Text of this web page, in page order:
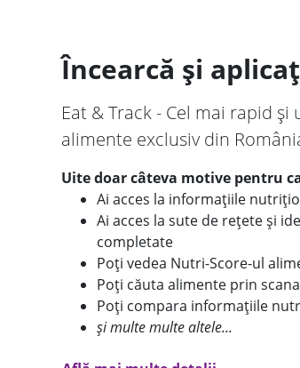
Încearcă și
Eat & Track - Cel mai rapid
alimente exclusiv din
Uite doar câteva motive pentru
Ai acces la informațiile
Ai acces la sute de rețete și
completate
Poți vedea Nutri-Score-ul
Poți căuta alimente prin
Poți compara informațiile
și multe multe altele...